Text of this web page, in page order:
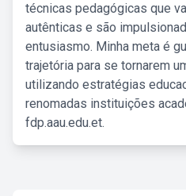
técnicas pedagógicas que
autênticas e são
entusiasmo. Minha meta é
trajetória para se tornarem
utilizando estratégias
renomadas instituições
fdp.aau.edu.et.